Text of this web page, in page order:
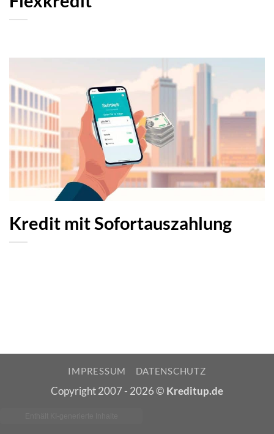
Kredit mit Sofortauszahlung
IMPRESSUM DATENSCHUTZ
Copyright 2007 - 2026 © Kreditup.de